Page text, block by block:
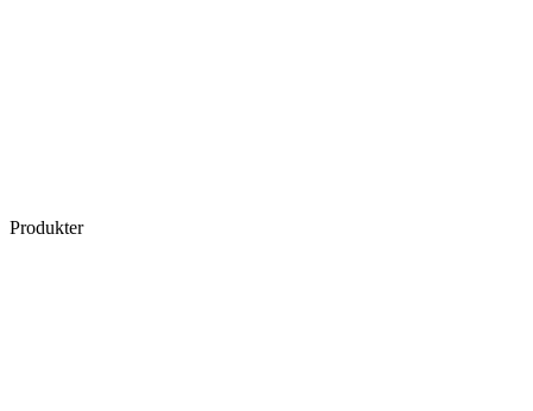
Produkter